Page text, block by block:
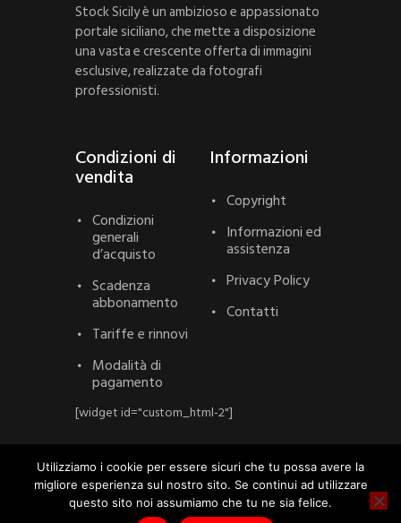
Stock Sicily è un ambizioso e appassionato
portale siciliano, che mette a disposizione
una vasta e crescente offerta di immagini
esclusive, realizzate da fotografi
professionisti.
Condizioni di
vendita
Condizioni
generali
d’acquisto
Scadenza
abbonamento
Tariffe e rinnovi
Modalità di
pagamento
Informazioni
Copyright
Informazioni ed
assistenza
Privacy Policy
Contatti
[widget id="custom_html-2"]
StockSicily© 2020 P. IVA
05700190829 | All Rights Reserved.
Utilizziamo i cookie per essere sicuri che tu possa avere la
migliore esperienza sul nostro sito. Se continui ad utilizzare
questo sito noi assumiamo che tu ne sia felice.